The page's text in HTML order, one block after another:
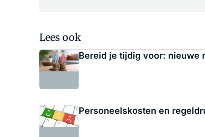
Lees ook
Bereid je tijdig voor: nieuwe
Personeelskosten en